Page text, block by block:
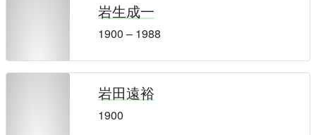
岩生成一
1900 – 1988
岩田遠裕
1900